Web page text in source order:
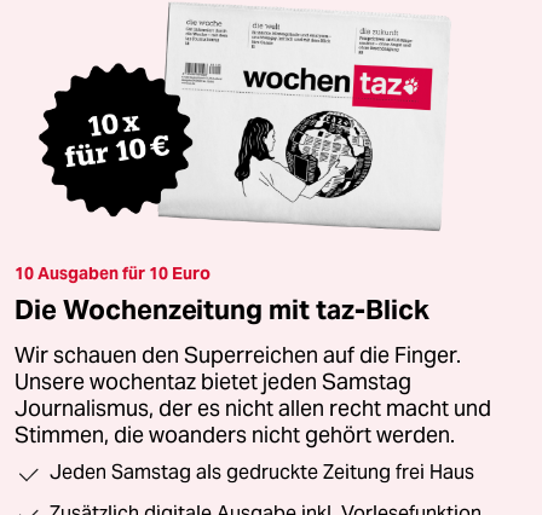
10 Ausgaben für 10 Euro
Die Wochenzeitung mit taz-Blick
Wir schauen den Superreichen auf die Finger.
Unsere wochentaz bietet jeden Samstag
Journalismus, der es nicht allen recht macht und
Stimmen, die woanders nicht gehört werden.
Jeden Samstag als gedruckte Zeitung frei Haus